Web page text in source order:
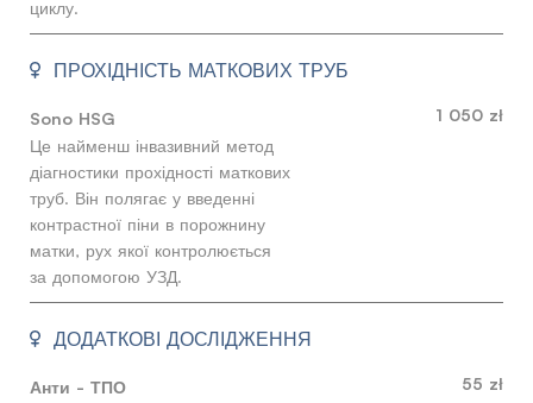
циклу.
ПРОХІДНІСТЬ МАТКОВИХ ТРУБ
Sono HSG
Це найменш інвазивний метод
діагностики прохідності маткових
труб. Він полягає у введенні
контрастної піни в порожнину
матки, рух якої контролюється
за допомогою УЗД.
1 050 zł
ДОДАТКОВІ ДОСЛІДЖЕННЯ
Анти - ТПО 55 zł